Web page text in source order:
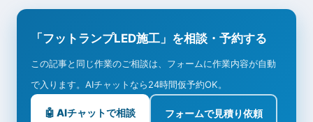
「フットランプLED施工」を相談・予約する
この記事と同じ作業のご相談は、フォームに作業内容が自動
で入ります。AIチャットなら24時間仮予約OK。
🤖 AIチャットで相談 フォームで見積り依頼